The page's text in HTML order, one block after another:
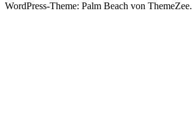
WordPress-Theme: Palm Beach von ThemeZee.